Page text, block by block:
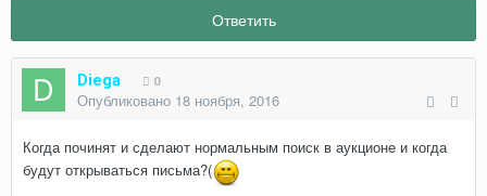
Ответить
Diega 0
Опубликовано 18 ноября, 2016
Когда починят и сделают нормальным поиск в аукционе и когда
будут открываться письма?(